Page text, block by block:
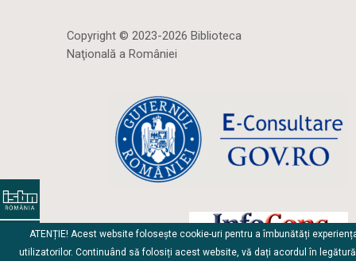
Copyright © 2023-2026 Biblioteca
Naţională a României
ATENȚIE! Acest website folosește cookie-uri pentru a îmbunătăți
utilizatorilor. Continuând să folosiți acest website, vă dați acordul în